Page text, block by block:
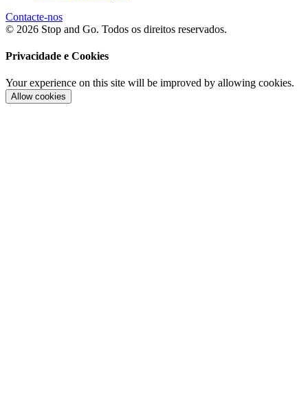
Contacte-nos
© 2026 Stop and Go. Todos os direitos reservados.
Privacidade e Cookies
Your experience on this site will be improved by allowing cookies.
Allow cookies